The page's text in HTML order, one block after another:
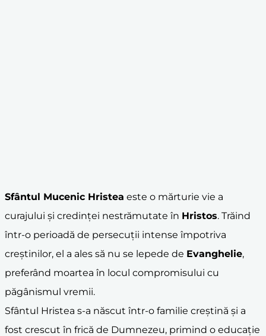
Sfântul Mucenic Hristea este o mărturie vie a
curajului și credinței nestrămutate în Hristos. Trăind
într-o perioadă de persecuții intense împotriva
creștinilor, el a ales să nu se lepede de Evanghelie,
preferând moartea în locul compromisului cu
păgânismul vremii.
Sfântul Hristea s-a născut într-o familie creștină și a
fost crescut în frică de Dumnezeu, primind o educație